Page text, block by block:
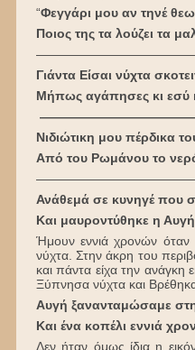
“Φεγγάρι μου αν τηνέ
Ποιος της τα λούζει τα
Γιάντα Είσαι νύχτα
Μήπως αγάπησες κι εσύ
Νιδιώτικη μου πέρδικα
Από του Ρωμάνου το νερό
Ανάθεμά σε κυνηγέ που
Και μαυροντύθηκε η
Ήμουν εννιά χρονών
νύχτα. Στην άκρη του
και πάντα είχα την
Ξύπνησα νύχτα και
Αυγή ξανανταμώσαμε
Και ένα κοπέλι εννιά
Δεν ήταν όμως ίδια η